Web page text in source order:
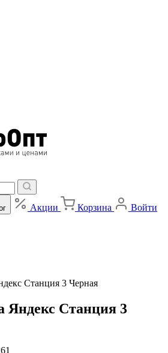
Акции Корзина Войти
Станция 3 Черная
Яндекс Станция 3